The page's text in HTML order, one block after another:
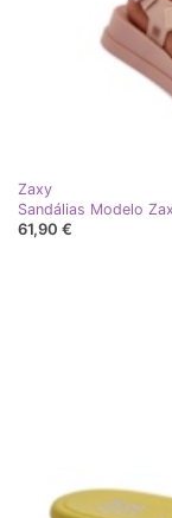
Zaxy
Sandálias Modelo
61,90 €